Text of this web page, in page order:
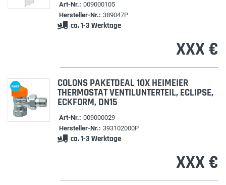
Art-Nr.: 009000105
Hersteller-Nr.: 389047P
ca. 1-3 Werktage
XXX €
PAKET COLONS PAKETDEAL 10X HEIMEIER
THERMOSTAT VENTILUNTERTEIL, ECLIPSE,
ECKFORM, DN15
Art-Nr.: 009000029
Hersteller-Nr.: 393102000P
ca. 1-3 Werktage
XXX €